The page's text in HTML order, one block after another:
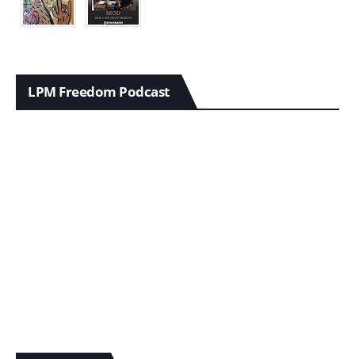
LPM Freedom Podcast